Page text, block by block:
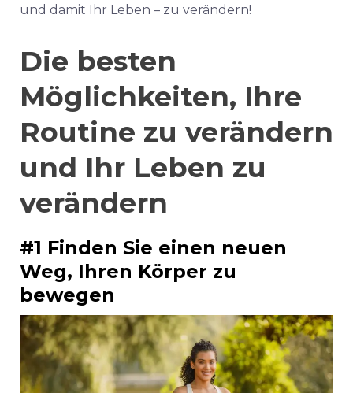
und damit Ihr Leben – zu verändern!
Die besten
Möglichkeiten, Ihre
Routine zu verändern
und Ihr Leben zu
verändern
#1 Finden Sie einen neuen
Weg, Ihren Körper zu
bewegen